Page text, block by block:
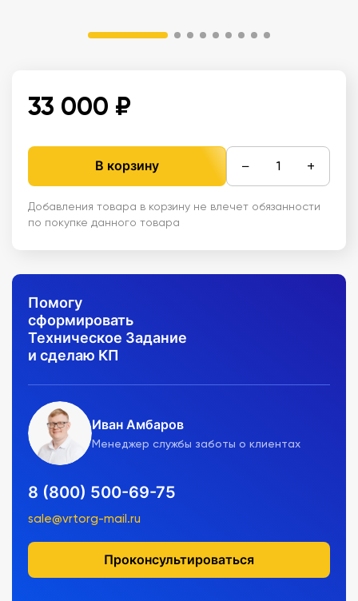
33 000 ₽
В корзину − +
Добавления товара в корзину не влечет обязанности
по покупке данного товара
Помогу
сформировать
Техническое Задание
и сделаю КП
Иван Амбаров
Менеджер службы заботы о клиентах
8 (800) 500-69-75
sale@vrtorg-mail.ru
Проконсультироваться